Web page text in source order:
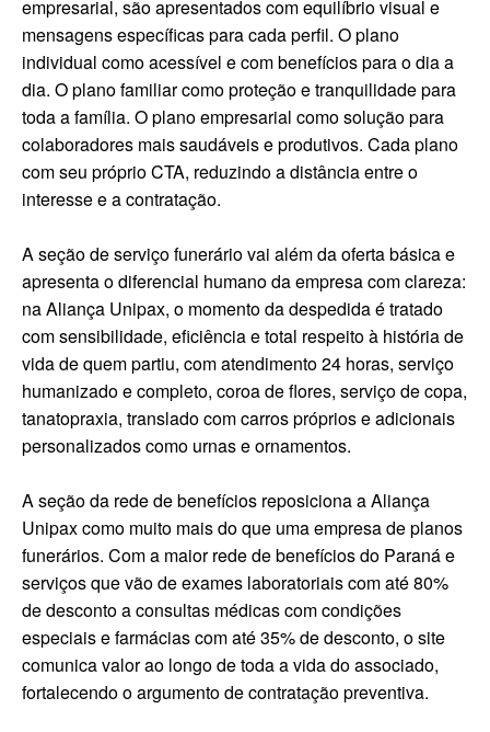
empresarial, são apresentados com equilíbrio visual e
mensagens específicas para cada perfil. O plano
individual como acessível e com benefícios para o dia a
dia. O plano familiar como proteção e tranquilidade para
toda a família. O plano empresarial como solução para
colaboradores mais saudáveis e produtivos. Cada plano
com seu próprio CTA, reduzindo a distância entre o
interesse e a contratação.
A seção de serviço funerário vai além da oferta básica e
apresenta o diferencial humano da empresa com clareza:
na Aliança Unipax, o momento da despedida é tratado
com sensibilidade, eficiência e total respeito à história de
vida de quem partiu, com atendimento 24 horas, serviço
humanizado e completo, coroa de flores, serviço de copa,
tanatopraxia, translado com carros próprios e adicionais
personalizados como urnas e ornamentos.
A seção da rede de benefícios reposiciona a Aliança
Unipax como muito mais do que uma empresa de planos
funerários. Com a maior rede de benefícios do Paraná e
serviços que vão de exames laboratoriais com até 80%
de desconto a consultas médicas com condições
especiais e farmácias com até 35% de desconto, o site
comunica valor ao longo de toda a vida do associado,
fortalecendo o argumento de contratação preventiva.